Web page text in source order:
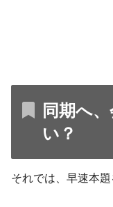
同期へ
い？
それでは、早速本